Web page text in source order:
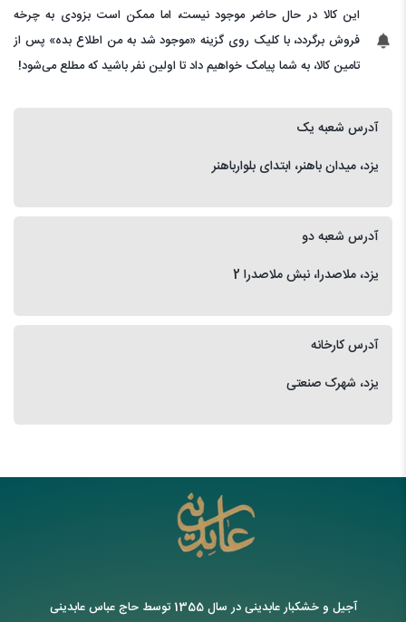
این کالا در حال حاضر موجود نیست، اما ممکن است بزودی به چرخه
فروش برگردد، با کلیک روی گزینه «موجود شد به من اطلاع بده» پس از
تامین کالا، به شما پیامک خواهیم داد تا اولین نفر باشید که مطلع می‌شود!
آدرس شعبه یک
یزد، میدان باهنر، ابتدای بلوارباهنر
آدرس شعبه دو
یزد، ملاصدرا، نبش ملاصدرا 2
آدرس کارخانه
یزد، شهرک صنعتی
آجیل و خشکبار عابدینی در سال 1355 توسط حاج عباس عابدینی